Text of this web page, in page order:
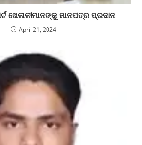
ଖେଳାଳୀମାନଙ୍କୁ ମାନପତ୍ର ପ୍ରଦାନ
April 21, 2024